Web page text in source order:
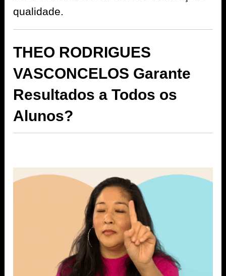
qualidade.
THEO RODRIGUES
VASCONCELOS Garante
Resultados a Todos os
Alunos?